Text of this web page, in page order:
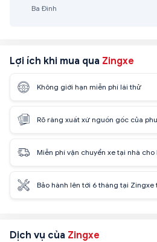
Ba Đình
Lợi ích khi mua qua Zingxe
Không giới hạn miễn phí lái thử
Rõ ràng xuất xứ nguồn gốc của
Miễn phí vận chuyển xe tại nhà cho
Bảo hành lên tới 6 tháng tại Zingxe
Dịch vụ của Zingxe